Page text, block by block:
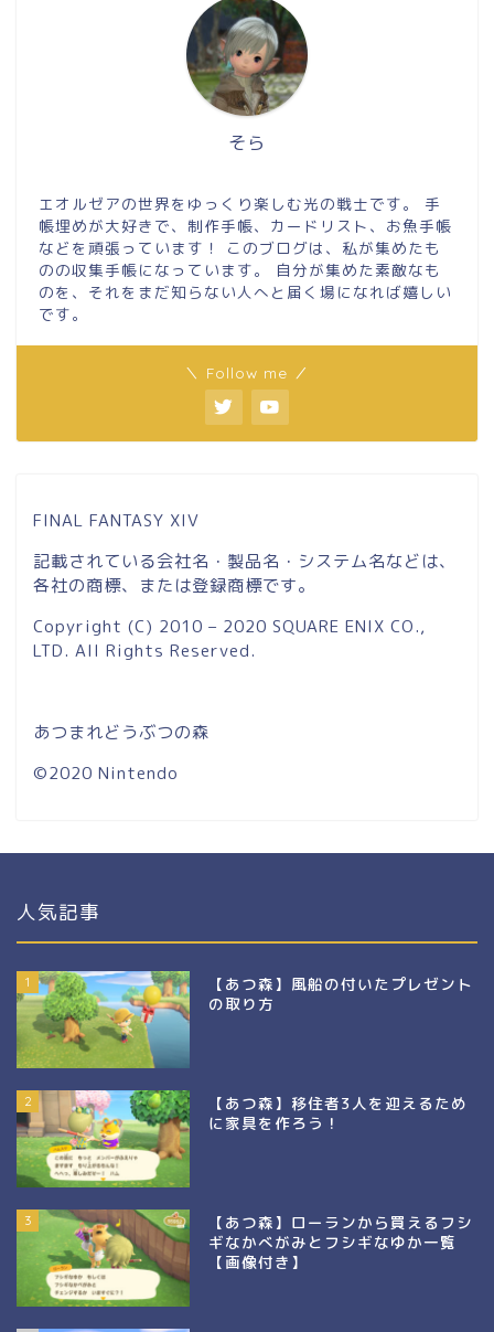
そら
エオルゼアの世界をゆっくり楽しむ光の戦士です。 手
帳埋めが大好きで、制作手帳、カードリスト、お魚手帳
などを頑張っています！ このブログは、私が集めたも
のの収集手帳になっています。 自分が集めた素敵なも
のを、それをまだ知らない人へと届く場になれば嬉しい
です。
＼ Follow me ／
FINAL FANTASY XIV
記載されている会社名・製品名・システム名などは、
各社の商標、または登録商標です。
Copyright (C) 2010 – 2020 SQUARE ENIX CO.,
LTD. All Rights Reserved.
あつまれどうぶつの森
©2020 Nintendo
人気記事
1
【あつ森】風船の付いたプレゼント
の取り方
2
【あつ森】移住者3人を迎えるため
に家具を作ろう！
3
【あつ森】ローランから買えるフシ
ギなかべがみとフシギなゆか一覧
【画像付き】